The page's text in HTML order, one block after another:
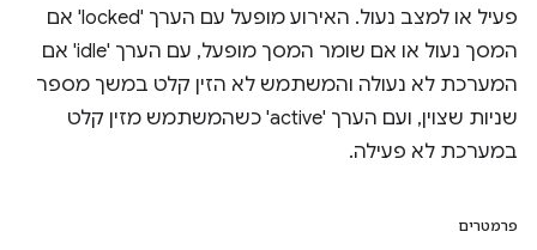
פעיל או למצב נעול. האירוע מופעל עם הערך 'locked' אם
המסך נעול או אם שומר המסך מופעל, עם הערך 'idle' אם
המערכת לא נעולה והמשתמש לא הזין קלט במשך מספר
שניות שצוין, ועם הערך 'active' כשהמשתמש מזין קלט
במערכת לא פעילה.
פרמטרים